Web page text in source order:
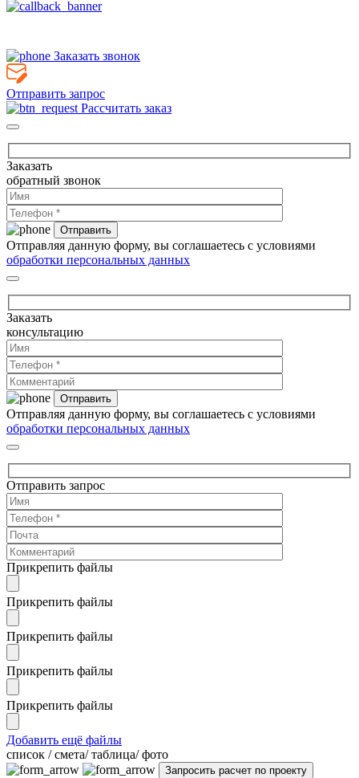
Заказать звонок
Отправить запрос
Рассчитать заказ
Заказать
обратный звонок
Отправляя данную форму, вы соглашаетесь с условиями
обработки персональных данных
Заказать
консультацию
Отправляя данную форму, вы соглашаетесь с условиями
обработки персональных данных
Отправить запрос
Прикрепить файлы
Прикрепить файлы
Прикрепить файлы
Прикрепить файлы
Прикрепить файлы
Добавить ещё файлы
cписок / смета/ таблица/ фото